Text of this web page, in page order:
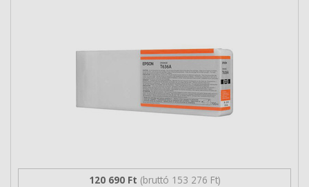
120 690 Ft (bruttó 153 276 Ft)